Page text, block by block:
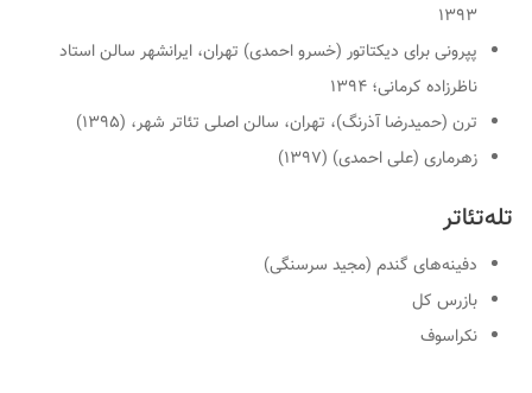
۱۳۹۳
پپرونی برای دیکتاتور (خسرو احمدی) تهران، ایرانشهر سالن استاد
ناظرزاده کرمانی؛ ۱۳۹۴
ترن (حمیدرضا آذرنگ)، تهران، سالن اصلی تئاتر شهر، (۱۳۹۵)
زهرماری (علی احمدی) (۱۳۹۷)
تله‌تئاتر
دفینه‌های گندم (مجید سرسنگی)
بازرس کل
نکراسوف